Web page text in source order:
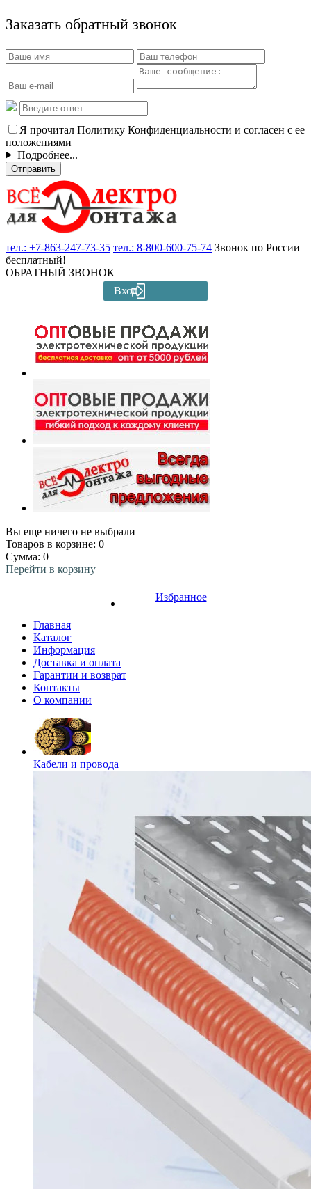
Заказать обратный звонок
Я прочитал Политику Конфиденциальности и согласен с ее
положениями
Подробнее...
Отправить
тел.: +7-863-247-73-35 тел.: 8-800-600-75-74 Звонок по России
бесплатный!
ОБРАТНЫЙ ЗВОНОК
Вход
Вы еще ничего не выбрали
Товаров в корзине: 0
Сумма: 0
Перейти в корзину
Избранное
Главная
Каталог
Информация
Доставка и оплата
Гарантии и возврат
Контакты
О компании
Кабели и провода